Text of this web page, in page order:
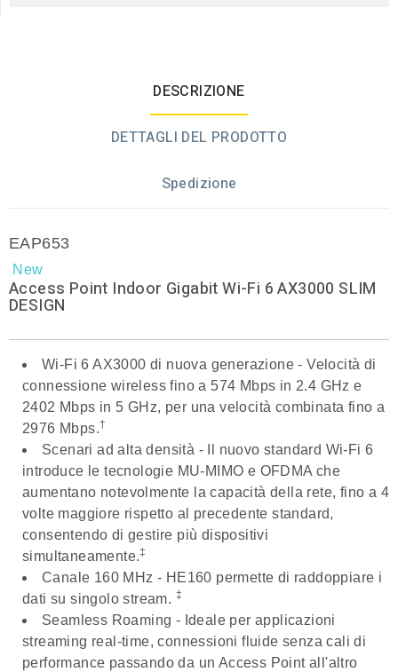
DESCRIZIONE
DETTAGLI DEL PRODOTTO
Spedizione
EAP653
New
Access Point Indoor Gigabit Wi-Fi 6 AX3000 SLIM
DESIGN
Wi-Fi 6 AX3000 di nuova generazione - Velocità di
connessione wireless fino a 574 Mbps in 2.4 GHz e
2402 Mbps in 5 GHz, per una velocità combinata fino a
2976 Mbps.†
Scenari ad alta densità - Il nuovo standard Wi-Fi 6
introduce le tecnologie MU-MIMO e OFDMA che
aumentano notevolmente la capacità della rete, fino a 4
volte maggiore rispetto al precedente standard,
consentendo di gestire più dispositivi
simultaneamente.‡
Canale 160 MHz - HE160 permette di raddoppiare i
dati su singolo stream. ‡
Seamless Roaming - Ideale per applicazioni
streaming real-time, connessioni fluide senza cali di
performance passando da un Access Point all'altro